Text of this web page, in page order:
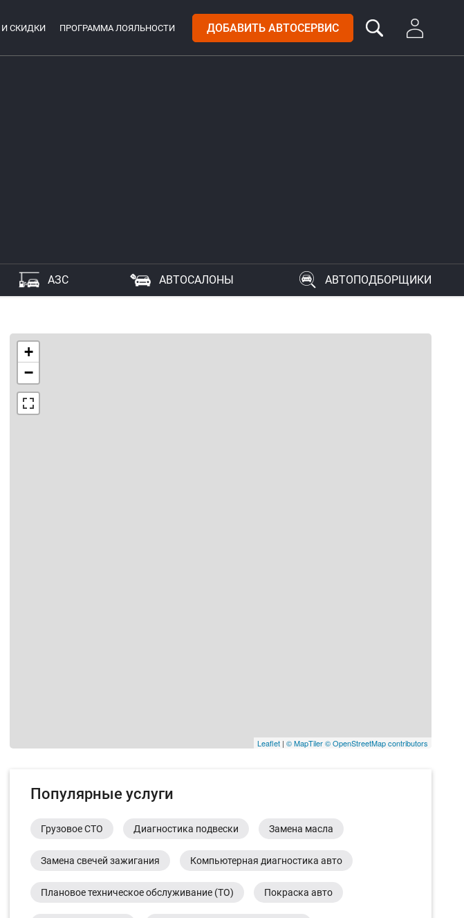
СКИДКИ ПРОГРАММА ЛОЯЛЬНОСТИ ДОБАВИТЬ АВТОСЕРВИС
АЗС АВТОСАЛОНЫ АВТОПОДБОРЩИКИ
+
−
Leaflet | © MapTiler© OpenStreetMap contributors
Популярные услуги
Грузовое СТО Диагностика подвески Замена масла
Замена свечей зажигания Компьютерная диагностика авто
Плановое техническое обслуживание (ТО) Покраска авто